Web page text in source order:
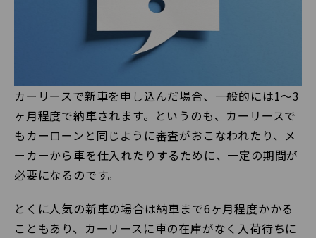
カーリースで新車を申し込んだ場合、一般的には1〜3
ヶ月程度で納車されます。というのも、カーリースで
もカーローンと同じように審査がおこなわれたり、メ
ーカーから車を仕入れたりするために、一定の期間が
必要になるのです。
とくに人気の新車の場合は納車まで6ヶ月程度かかる
こともあり、カーリースに車の在庫がなく入荷待ちに